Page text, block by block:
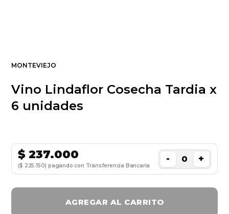
MONTEVIEJO
Vino Lindaflor Cosecha Tardia x
6 unidades
$237.000
($ 225.150) pagando con Transferencia Bancaria
- +
AGREGAR AL CARRITO